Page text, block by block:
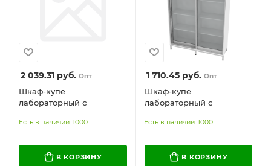
2 039.31 руб. Опт
Шкаф-купе
лабораторный с
контейнерами
Есть в наличии: 1000
В КОРЗИНУ
1 710.45руб. Опт
Шкаф-купе
лабораторный с
Есть в наличии: 1000
В КОРЗИНУ